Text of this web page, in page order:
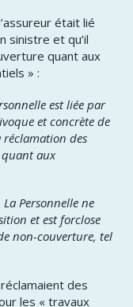
était lié
sinistre et qu’il
quant aux
» :
est liée par
et concrète de
réclamation des
quant aux
Personnelle ne
et est forclose
non-couverture, tel
des
les « travaux